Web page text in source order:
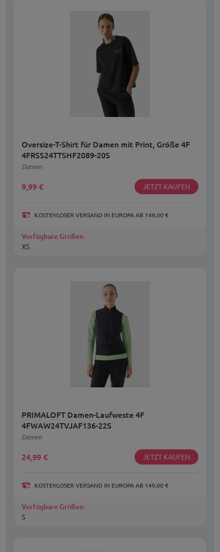
Oversize-T-Shirt für Damen mit Print, Größe 4F
4FRSS24TTSHF2089-20S
Damen
9,99 € JETZT KAUFEN
KOSTENLOSER VERSAND IN EUROPA AB 149,00 €
Verfügbare Größen:
XS
PRIMALOFT Damen-Laufweste 4F
4FWAW24TVJAF136-22S
Damen
24,99 € JETZT KAUFEN
KOSTENLOSER VERSAND IN EUROPA AB 149,00 €
Verfügbare Größen:
S